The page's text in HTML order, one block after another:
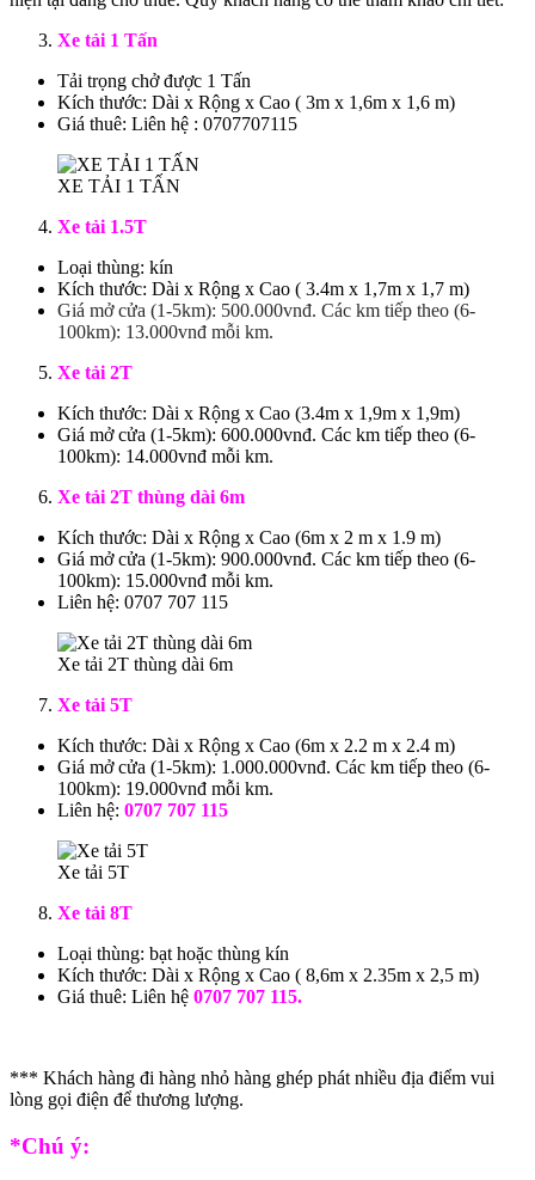
Xe tải 1 Tấn
Tải trọng chở được 1 Tấn
Kích thước: Dài x Rộng x Cao ( 3m x 1,6m x 1,6 m)
Giá thuê: Liên hệ : 0707707115
XE TẢI 1 TẤN
Xe tải 1.5T
Loại thùng: kín
Kích thước: Dài x Rộng x Cao ( 3.4m x 1,7m x 1,7 m)
Giá mở cửa (1-5km): 500.000vnđ. Các km tiếp theo (6-
100km): 13.000vnđ mỗi km.
Xe tải 2T
Kích thước: Dài x Rộng x Cao (3.4m x 1,9m x 1,9m)
Giá mở cửa (1-5km): 600.000vnđ. Các km tiếp theo (6-
100km): 14.000vnđ mỗi km.
Xe tải 2T thùng dài 6m
Kích thước: Dài x Rộng x Cao (6m x 2 m x 1.9 m)
Giá mở cửa (1-5km): 900.000vnđ. Các km tiếp theo (6-
100km): 15.000vnđ mỗi km.
Liên hệ: 0707 707 115
Xe tải 2T thùng dài 6m
Xe tải 5T
Kích thước: Dài x Rộng x Cao (6m x 2.2 m x 2.4 m)
Giá mở cửa (1-5km): 1.000.000vnđ. Các km tiếp theo (6-
100km): 19.000vnđ mỗi km.
Liên hệ: 0707 707 115
Xe tải 5T
Xe tải 8T
Loại thùng: bạt hoặc thùng kín
Kích thước: Dài x Rộng x Cao ( 8,6m x 2.35m x 2,5 m)
Giá thuê: Liên hệ 0707 707 115.
*** Khách hàng đi hàng nhỏ hàng ghép phát nhiều địa điểm vui
lòng gọi điện để thương lượng.
*Chú ý: